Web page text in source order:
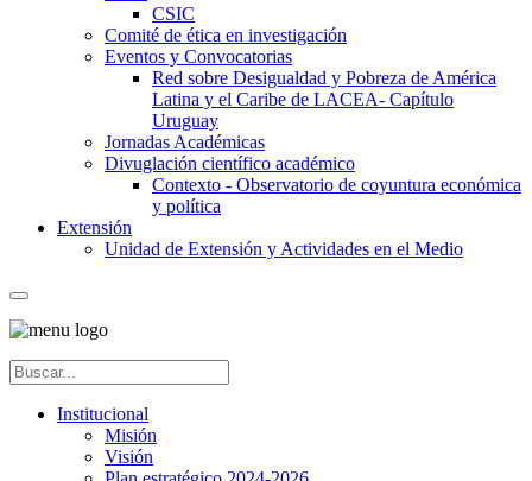
CSIC
Comité de ética en investigación
Eventos y Convocatorias
Red sobre Desigualdad y Pobreza de América
Latina y el Caribe de LACEA- Capítulo
Uruguay
Jornadas Académicas
Divuglación científico académico
Contexto - Observatorio de coyuntura económica
y política
Extensión
Unidad de Extensión y Actividades en el Medio
Institucional
Misión
Visión